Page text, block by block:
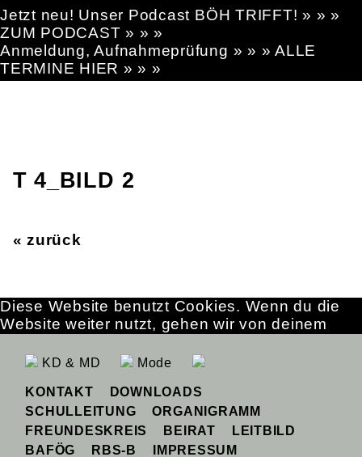
Jetzt neu! Unser Podcast BÖH TRIFFT! » » »
ZUM PODCAST » » »
Anmeldung, Aufnahmeprüfung » » » ALLE
TERMINE HIER » » »
T 4_BILD 2
« zurück
KD & MD Mode
KONTAKT
DOWNLOADS
SCHULLEITUNG
ORGANIGRAMM
FREUNDESKREIS
BEIRAT
LEITBILD
BAFÖG
RBS-B IMPRESSUM
Diese Website benutzt Cookies. Wenn du die
Website weiter nutzt, gehen wir von deinem